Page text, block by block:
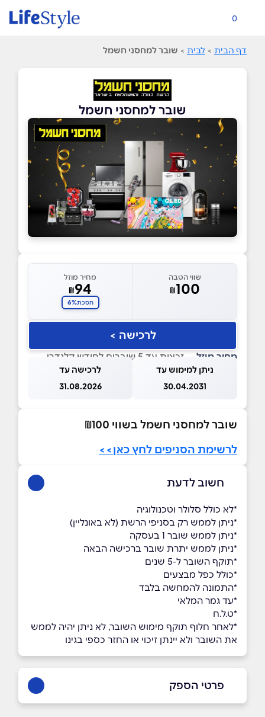
0
דף הבית > לבית > שובר למחסני חשמל
שובר למחסני חשמל
שווי הטבה
₪100
מחיר מוזל
₪94
חסכת6%
לרכישה >
מחיר מוזל — זכאות עד 5 שוברים לחודש קלנדרי
ניתן למימוש עד
30.04.2031
לרכישה עד
31.08.2026
שובר למחסני חשמל בשווי ₪100
לרשימת הסניפים לחץ כאן>>
חשוב לדעת
*לא כולל סלולר וטכנולוגיה
*ניתן לממש רק בסניפי הרשת (לא באונליין)
*ניתן לממש שובר 1 בעסקה
*ניתן לממש יתרת שובר ברכישה הבאה
*תוקף השובר ל-5 שנים
*כולל כפל מבצעים
*התמונה להמחשה בלבד
*עד גמר המלאי
*ט.ל.ח
*לאחר חלוף תוקף מימוש השובר, לא ניתן יהיה לממש
את השובר ולא יינתן זיכוי או החזר כספי בגינו
פרטי הספק